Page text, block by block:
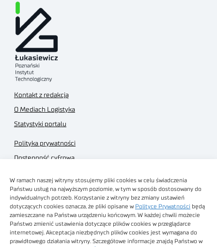
W ramach naszej witryny stosujemy pliki cookies w celu świadczenia
Państwu usług na najwyższym poziomie, w tym w sposób dostosowany do
indywidualnych potrzeb. Korzystanie z witryny bez zmiany ustawień
dotyczących cookies oznacza, że pliki opisane w Polityce Prywatności będą
zamieszczane na Państwa urządzeniu końcowym. W każdej chwili możecie
Państwo zmienić ustawienia dotyczące plików cookies w przeglądarce
internetowej. Akceptacja niezbędnych plików cookies jest wymagana do
prawidłowego działania witryny. Szczegółowe informacje znajdą Państwo w
Kontakt z redakcją
O Mediach Logistyka
Statystyki portalu
Polityka prywatności
Dostępność cyfrowa
Regulamin sklepu
Obrazy stockowe